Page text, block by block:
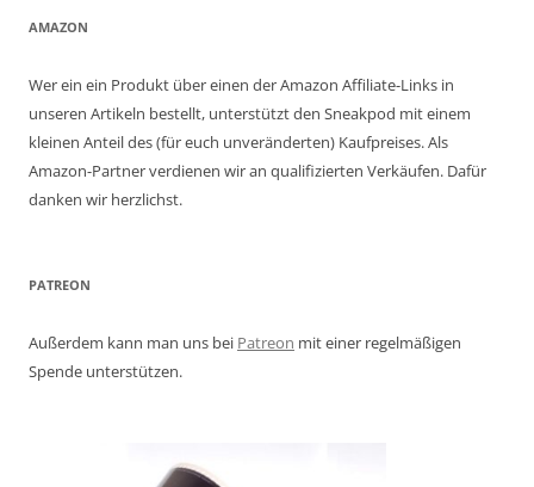
AMAZON
Wer ein ein Produkt über einen der Amazon Affiliate-Links in
unseren Artikeln bestellt, unterstützt den Sneakpod mit einem
kleinen Anteil des (für euch unveränderten) Kaufpreises. Als
Amazon-Partner verdienen wir an qualifizierten Verkäufen. Dafür
danken wir herzlichst.
PATREON
Außerdem kann man uns bei Patreon mit einer regelmäßigen
Spende unterstützen.